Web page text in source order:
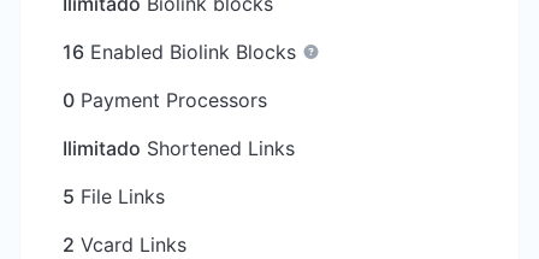
16 Enabled Biolink Blocks
0 Payment Processors
Ilimitado Shortened Links
5 File Links
2 Vcard Links